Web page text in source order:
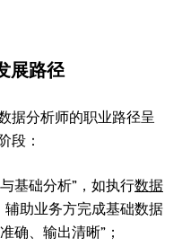
展路径
据分析师的职业路径呈
段：
与基础分析”，如执行数据
辅助业务方完成基础数据
确、输出清晰”；